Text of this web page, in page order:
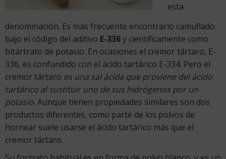
esta
denominación. Es más frecuente encontrarlo camuflado
bajo el código del aditivo E-336y científicamente como
bitártrato de potasio. En ocasiones el cremor tártaro, E-
336, es confundido con el ácido tartárico E-334. Pero el
cremor tártaro es una sal ácida que proviene del ácido
tartárico al sustituir uno de sus hidrógenos por un
potasio. Aunque tienen propiedades similares son dos
productos diferentes, como parte de los polvos de
hornear suele usarse el ácido tartárico más que el
cremor tártaro.